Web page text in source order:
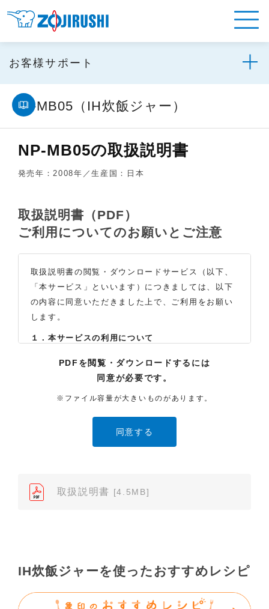
お客様サポート
NP-MB05（IH炊飯ジャー）
NP-MB05の取扱説明書
発売年：2008年／生産国：日本
取扱説明書（PDF）
ご利用についてのお願いとご注意
取扱説明書の閲覧・ダウンロードサービス（以下、
「本サービス」といいます）につきましては、以下
の内容に同意いただきました上で、ご利用をお願い
します。
１．本サービスの利用について
の内容を、非営利目的かつ、個人的にご利用する場
合に限り、閲覧またはダウンロードすることができ
ます。それ以外の目的での閲覧またはダウンロード
たり、また、配布することはできません。
（2）本サイトでは、データ提供が可能な取扱説明書
売店、また弊社「お客様ご相談センター」まで、ご
依頼いただきますようお願いします（※）。ただ
（3）本サイトに掲載されている取扱説明書の対象機
種が、生産中止などの理由でご購入できない場合も
ありますので、あらかじめご了承ください。
PDFを閲覧・ダウンロードするには
同意が必要です。
※ファイル容量が大きいものがあります。
取扱説明書 [4.5MB]
IH炊飯ジャーを使ったおすすめレシピ